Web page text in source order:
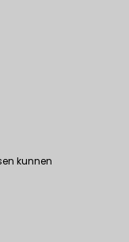
kunnen